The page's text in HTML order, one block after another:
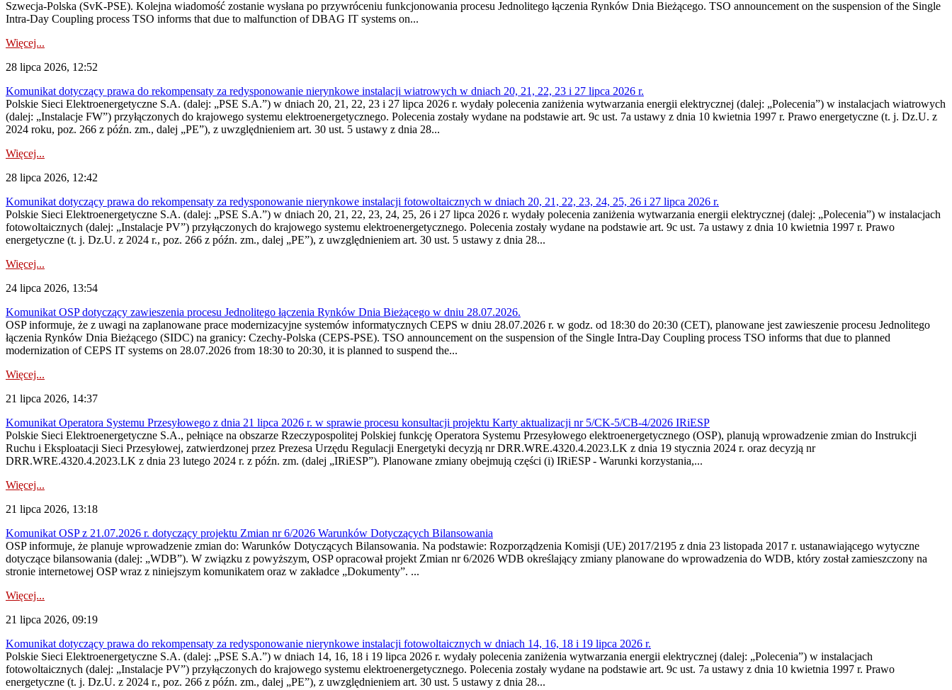
Szwecja-Polska (SvK-PSE). Kolejna wiadomość zostanie wysłana po przywróceniu funkcjonowania procesu Jednolitego łączenia Rynków Dnia Bieżącego. TSO announcement on the suspension of the Single
Intra-Day Coupling process TSO informs that due to malfunction of DBAG IT systems on...
Więcej...
28 lipca 2026, 12:52
Komunikat dotyczący prawa do rekompensaty za redysponowanie nierynkowe instalacji wiatrowych w dniach 20, 21, 22, 23 i 27 lipca 2026 r.
Polskie Sieci Elektroenergetyczne S.A. (dalej: „PSE S.A.”) w dniach 20, 21, 22, 23 i 27 lipca 2026 r. wydały polecenia zaniżenia wytwarzania energii elektrycznej (dalej: „Polecenia”) w instalacjach wiatrowych
(dalej: „Instalacje FW”) przyłączonych do krajowego systemu elektroenergetycznego. Polecenia zostały wydane na podstawie art. 9c ust. 7a ustawy z dnia 10 kwietnia 1997 r. Prawo energetyczne (t. j. Dz.U. z
2024 roku, poz. 266 z późn. zm., dalej „PE”), z uwzględnieniem art. 30 ust. 5 ustawy z dnia 28...
Więcej...
28 lipca 2026, 12:42
Komunikat dotyczący prawa do rekompensaty za redysponowanie nierynkowe instalacji fotowoltaicznych w dniach 20, 21, 22, 23, 24, 25, 26 i 27 lipca 2026 r.
Polskie Sieci Elektroenergetyczne S.A. (dalej: „PSE S.A.”) w dniach 20, 21, 22, 23, 24, 25, 26 i 27 lipca 2026 r. wydały polecenia zaniżenia wytwarzania energii elektrycznej (dalej: „Polecenia”) w instalacjach
fotowoltaicznych (dalej: „Instalacje PV”) przyłączonych do krajowego systemu elektroenergetycznego. Polecenia zostały wydane na podstawie art. 9c ust. 7a ustawy z dnia 10 kwietnia 1997 r. Prawo
energetyczne (t. j. Dz.U. z 2024 r., poz. 266 z późn. zm., dalej „PE”), z uwzględnieniem art. 30 ust. 5 ustawy z dnia 28...
Więcej...
24 lipca 2026, 13:54
Komunikat OSP dotyczący zawieszenia procesu Jednolitego łączenia Rynków Dnia Bieżącego w dniu 28.07.2026.
OSP informuje, że z uwagi na zaplanowane prace modernizacyjne systemów informatycznych CEPS w dniu 28.07.2026 r. w godz. od 18:30 do 20:30 (CET), planowane jest zawieszenie procesu Jednolitego
łączenia Rynków Dnia Bieżącego (SIDC) na granicy: Czechy-Polska (CEPS-PSE). TSO announcement on the suspension of the Single Intra-Day Coupling process TSO informs that due to planned
modernization of CEPS IT systems on 28.07.2026 from 18:30 to 20:30, it is planned to suspend the...
Więcej...
21 lipca 2026, 14:37
Komunikat Operatora Systemu Przesyłowego z dnia 21 lipca 2026 r. w sprawie procesu konsultacji projektu Karty aktualizacji nr 5/CK-5/CB-4/2026 IRiESP
Polskie Sieci Elektroenergetyczne S.A., pełniące na obszarze Rzeczypospolitej Polskiej funkcję Operatora Systemu Przesyłowego elektroenergetycznego (OSP), planują wprowadzenie zmian do Instrukcji
Ruchu i Eksploatacji Sieci Przesyłowej, zatwierdzonej przez Prezesa Urzędu Regulacji Energetyki decyzją nr DRR.WRE.4320.4.2023.LK z dnia 19 stycznia 2024 r. oraz decyzją nr
DRR.WRE.4320.4.2023.LK z dnia 23 lutego 2024 r. z późn. zm. (dalej „IRiESP”). Planowane zmiany obejmują części (i) IRiESP - Warunki korzystania,...
Więcej...
21 lipca 2026, 13:18
Komunikat OSP z 21.07.2026 r. dotyczący projektu Zmian nr 6/2026 Warunków Dotyczących Bilansowania
OSP informuje, że planuje wprowadzenie zmian do: Warunków Dotyczących Bilansowania. Na podstawie: Rozporządzenia Komisji (UE) 2017/2195 z dnia 23‍ listopada 2017 r. ustanawiającego wytyczne
dotyczące bilansowania (dalej: „WDB”). W związku z powyższym, OSP opracował projekt Zmian nr 6/2026 WDB określający zmiany planowane do wprowadzenia do WDB, który został zamieszczony na
stronie internetowej OSP wraz z niniejszym komunikatem oraz w zakładce „Dokumenty”. ...
Więcej...
21 lipca 2026, 09:19
Komunikat dotyczący prawa do rekompensaty za redysponowanie nierynkowe instalacji fotowoltaicznych w dniach 14, 16, 18 i 19 lipca 2026 r.
Polskie Sieci Elektroenergetyczne S.A. (dalej: „PSE S.A.”) w dniach 14, 16, 18 i 19 lipca 2026 r. wydały polecenia zaniżenia wytwarzania energii elektrycznej (dalej: „Polecenia”) w instalacjach
fotowoltaicznych (dalej: „Instalacje PV”) przyłączonych do krajowego systemu elektroenergetycznego. Polecenia zostały wydane na podstawie art. 9c ust. 7a ustawy z dnia 10 kwietnia 1997 r. Prawo
energetyczne (t. j. Dz.U. z 2024 r., poz. 266 z późn. zm., dalej „PE”), z uwzględnieniem art. 30 ust. 5 ustawy z dnia 28...